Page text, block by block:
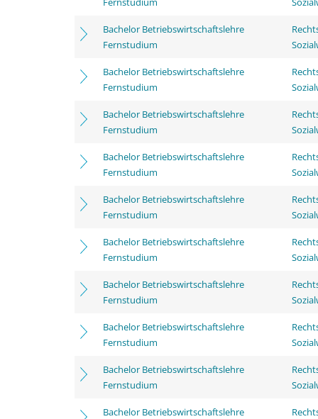
Bachelor Betriebswirtschaftslehre
Fernstudium
Bachelor Betriebswirtschaftslehre
Fernstudium
Bachelor Betriebswirtschaftslehre
Fernstudium
Bachelor Betriebswirtschaftslehre
Fernstudium
Bachelor Betriebswirtschaftslehre
Fernstudium
Bachelor Betriebswirtschaftslehre
Fernstudium
Bachelor Betriebswirtschaftslehre
Fernstudium
Bachelor Betriebswirtschaftslehre
Fernstudium
Bachelor Betriebswirtschaftslehre
Fernstudium
Bachelor Betriebswirtschaftslehre